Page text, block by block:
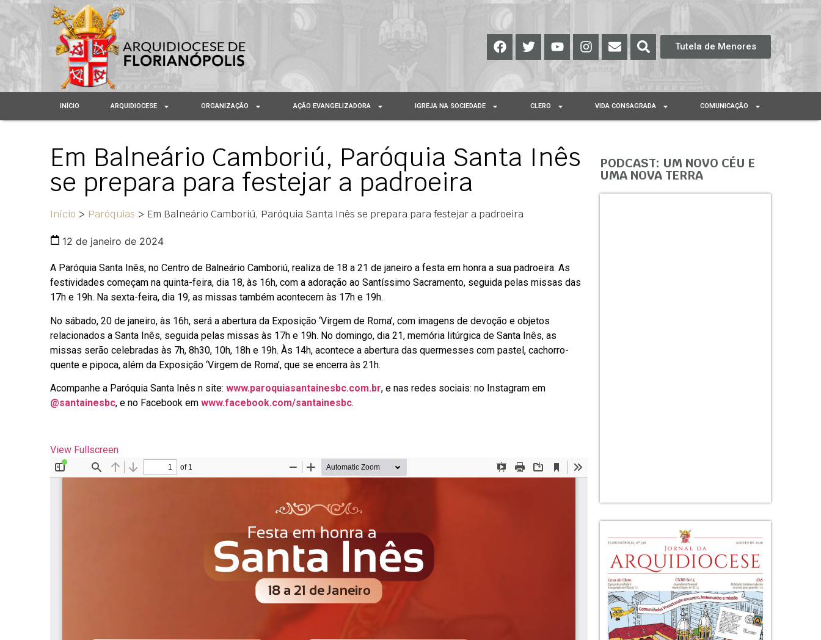
Tutela de Menores
INÍCIO ARQUIDIOCESE ORGANIZAÇÃO AÇÃO EVANGELIZADORA IGREJA NA SOCIEDADE CLERO VIDA CONSAGRADA COMUNICAÇÃO
Em Balneário Camboriú, Paróquia Santa Inês
se prepara para festejar a padroeira
Início > Paróquias > Em Balneário Camboriú, Paróquia Santa Inês se prepara para festejar a padroeira
12 de janeiro de 2024
A Paróquia Santa Inês, no Centro de Balneário Camboriú, realiza de 18 a 21 de janeiro a festa em honra a sua padroeira. As
festividades começam na quinta-feira, dia 18, às 16h, com a adoração ao Santíssimo Sacramento, seguida pelas missas das
17h e 19h. Na sexta-feira, dia 19, as missas também acontecem às 17h e 19h.
No sábado, 20 de janeiro, às 16h, será a abertura da Exposição ‘Virgem de Roma’, com imagens de devoção e objetos
relacionados a Santa Inês, seguida pelas missas às 17h e 19h. No domingo, dia 21, memória litúrgica de Santa Inês, as
missas serão celebradas às 7h, 8h30, 10h, 18h e 19h. Às 14h, acontece a abertura das quermesses com pastel, cachorro-
quente e pipoca, além da Exposição ‘Virgem de Roma’, que se encerra às 21h.
Acompanhe a Paróquia Santa Inês n site: www.paroquiasantainesbc.com.br, e nas redes sociais: no Instagram em
@santainesbc, e no Facebook em www.facebook.com/santainesbc.
View Fullscreen
PODCAST: UM NOVO CÉU E
UMA NOVA TERRA